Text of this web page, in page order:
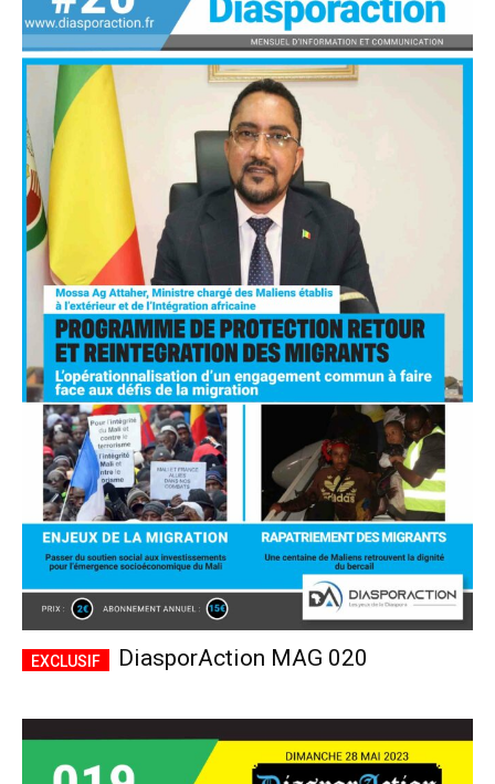
DiasporAction MAG 020